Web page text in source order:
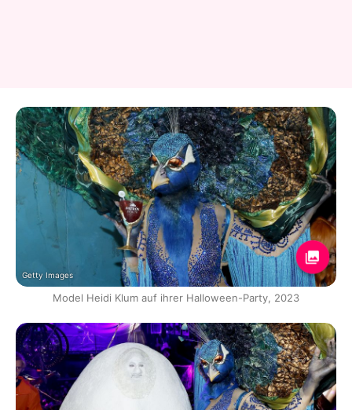
Getty Images
Model Heidi Klum auf ihrer Halloween-Party, 2023